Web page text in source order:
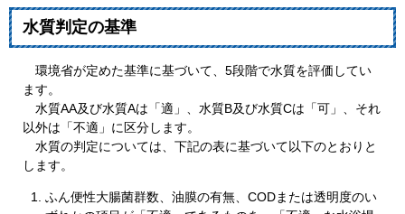
水質判定の基準
環境省が定めた基準に基づいて、5段階で水質を評価してい
ます。
水質AA及び水質Aは「適」、水質B及び水質Cは「可」、それ
以外は「不適」に区分します。
水質の判定については、下記の表に基づいて以下のとおりと
します。
ふん便性大腸菌群数、油膜の有無、CODまたは透明度のい